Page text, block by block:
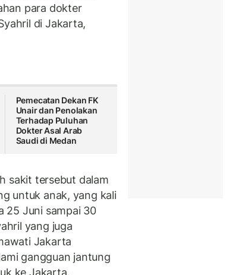
para dokter
di Jakarta,
Pemecatan Dekan FK
Unair dan Penolakan
Terhadap Puluhan
Dokter Asal Arab
Saudi di Medan
sakit tersebut dalam
untuk anak, yang kali
25 Juni sampai 30
yang juga
Jakarta
gangguan jantung
ke Jakarta,